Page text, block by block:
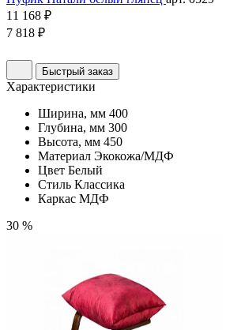
11 168 ₽
7 818 ₽
Быстрый заказ
Характеристики
Ширина, мм 400
Глубина, мм 300
Высота, мм 450
Материал Экокожа/МДФ
Цвет Белый
Стиль Классика
Каркас МДФ
30 %